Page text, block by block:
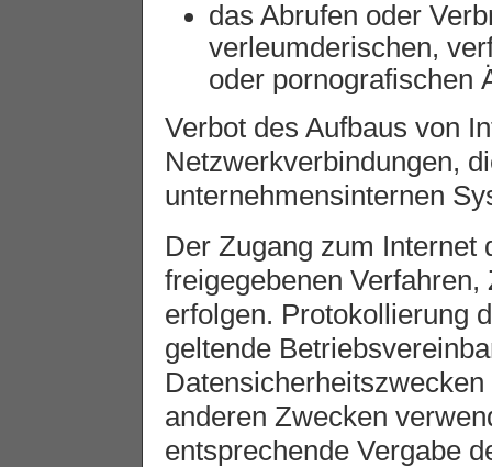
das Abrufen oder
verleumderischen,
oder pornografischen
Verbot des Aufbaus von
Netzwerkverbindungen,
unternehmensinternen
Der Zugang zum Internet
freigegebenen
erfolgen. Protokollierung
geltende
anderen Zwecken
entsprechende Vergabe